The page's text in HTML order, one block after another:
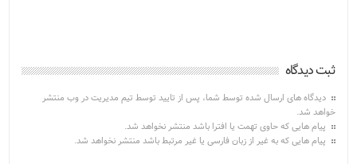
ثبت دیدگاه
دیدگاه های ارسال شده توسط شما، پس از تایید توسط تیم مدیریت در وب منتشر
خواهد شد.
پیام هایی که حاوی تهمت یا افترا باشد منتشر نخواهد شد.
پیام هایی که به غیر از زبان فارسی یا غیر مرتبط باشد منتشر نخواهد شد.